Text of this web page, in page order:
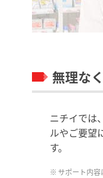
無理な
ニチイでは
ルやご要望
す。
サポート内容